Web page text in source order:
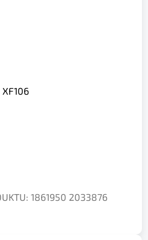
1861950 2033876